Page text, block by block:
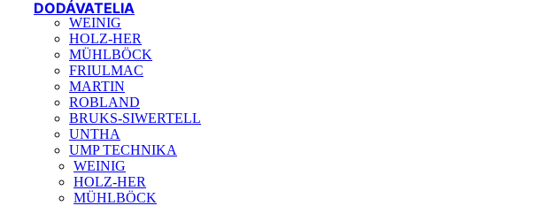
DODÁVATELIA
WEINIG
HOLZ-HER
MÜHLBÖCK
FRIULMAC
MARTIN
ROBLAND
BRUKS-SIWERTELL
UNTHA
UMP TECHNIKA
WEINIG
HOLZ-HER
MÜHLBÖCK